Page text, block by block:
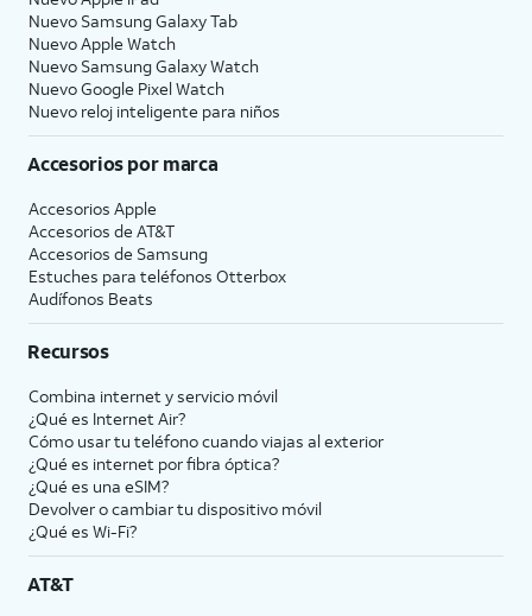
Nuevo Samsung Galaxy Tab
Nuevo Apple Watch
Nuevo Samsung Galaxy Watch
Nuevo Google Pixel Watch
Nuevo reloj inteligente para niños
Accesorios por marca
Accesorios Apple
Accesorios de AT&T
Accesorios de Samsung
Estuches para teléfonos Otterbox
Audífonos Beats
Recursos
Combina internet y servicio móvil
¿Qué es Internet Air?
Cómo usar tu teléfono cuando viajas al exterior
¿Qué es internet por fibra óptica?
¿Qué es una eSIM?
Devolver o cambiar tu dispositivo móvil
¿Qué es Wi-Fi?
AT&T